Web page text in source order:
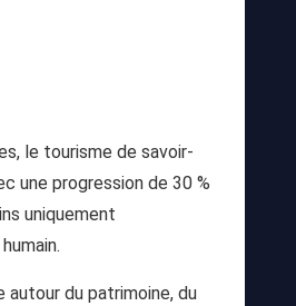
le tourisme de savoir-
une progression de 30 %
uniquement
du patrimoine, du